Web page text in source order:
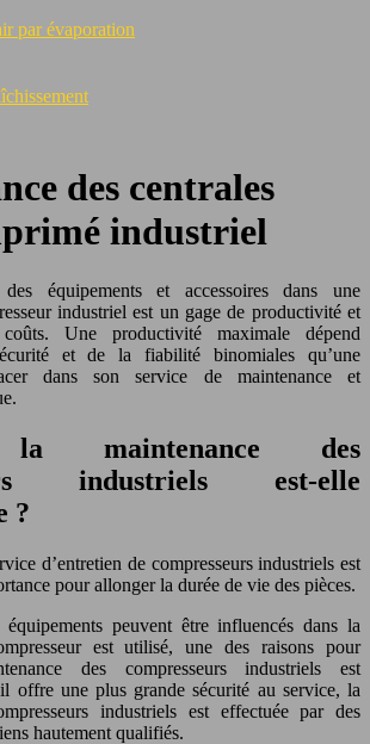
par évaporation
des centrales
industriel
équipements et accessoires dans une
industriel est un gage de productivité et
Une productivité maximale dépend
et de la fiabilité binomiales qu’une
dans son service de maintenance et
la maintenance des
industriels est-elle
?
d’entretien de compresseurs industriels est
pour allonger la durée de vie des pièces.
peuvent être influencés dans la
est utilisé, une des raisons pour
des compresseurs industriels est
offre une plus grande sécurité au service, la
industriels est effectuée par des
hautement qualifiés.